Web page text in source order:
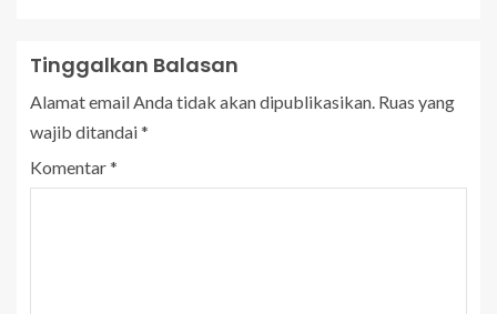
Tinggalkan Balasan
Alamat email Anda tidak akan dipublikasikan. Ruas yang
wajib ditandai*
Komentar*